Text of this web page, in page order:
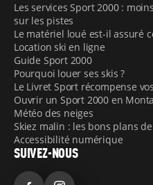
Les services Sport 2000 :
sur les pistes
Le matériel loué est-il assuré
Location ski en ligne
Guide Sport 2000
Pourquoi louer ses skis ?
Le Livret Sport récompense
Ouvrir un Sport 2000 en
Météo des neiges
Skiez malin : les bons plans
Accessibilité numérique
SUIVEZ-NOUS